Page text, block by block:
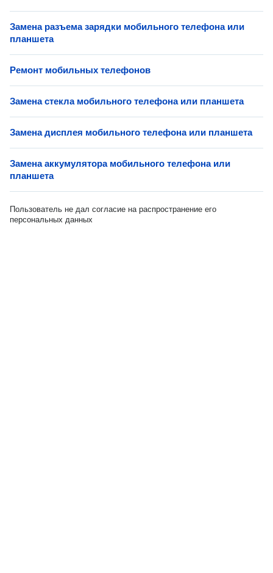
Замена разъема зарядки мобильного телефона или
планшета
Ремонт мобильных телефонов
Замена стекла мобильного телефона или планшета
Замена дисплея мобильного телефона или планшета
Замена аккумулятора мобильного телефона или
планшета
Пользователь не дал согласие на распространение его
персональных данных